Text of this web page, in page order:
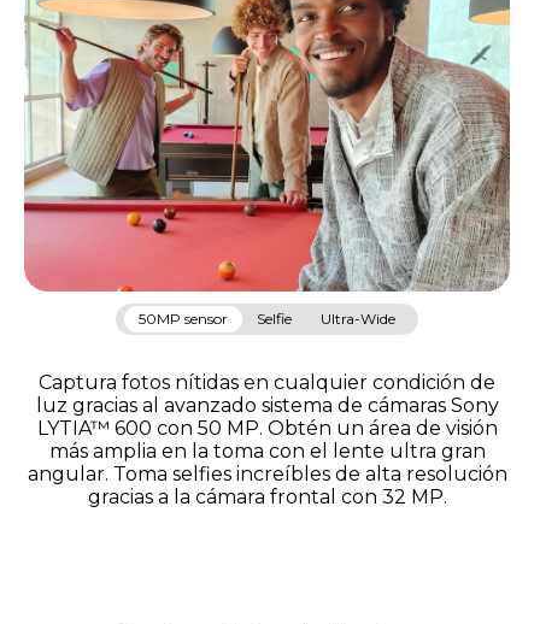
50MP sensor Selfie Ultra-Wide
Captura fotos nítidas en cualquier condición de
luz gracias al avanzado sistema de cámaras Sony
LYTIA™ 600 con 50 MP. Obtén un área de visión
más amplia en la toma con el lente ultra gran
angular. Toma selfies increíbles de alta resolución
gracias a la cámara frontal con 32 MP.